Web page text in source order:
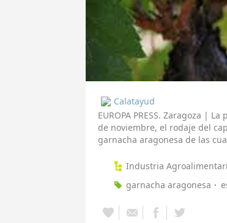
Calatayud
EUROPA PRESS. Zaragoza |
de noviembre, el rodaje del
garnacha aragonesa de las
Industria
garnacha aragonesa